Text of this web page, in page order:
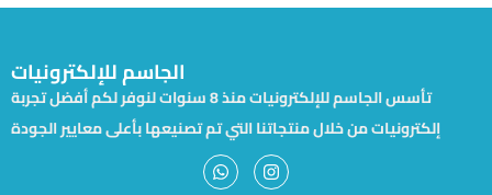
الجاسم للإلكترونيات
تأسس الجاسم للإلكترونيات منذ 8 سنوات لنوفر لكم أفضل تجربة
إلكترونيات من خلال منتجاتنا التي تم تصنيعها بأعلى معايير الجودة